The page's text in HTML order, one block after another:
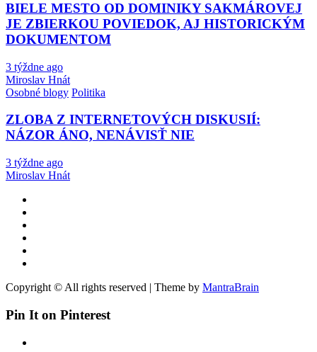
BIELE MESTO OD DOMINIKY SAKMÁROVEJ
JE ZBIERKOU POVIEDOK, AJ HISTORICKÝM
DOKUMENTOM
3 týždne ago
Miroslav Hnát
Osobné blogy Politika
ZLOBA Z INTERNETOVÝCH DISKUSIÍ:
NÁZOR ÁNO, NENÁVISŤ NIE
3 týždne ago
Miroslav Hnát
Copyright © All rights reserved | Theme by MantraBrain
Pin It on Pinterest